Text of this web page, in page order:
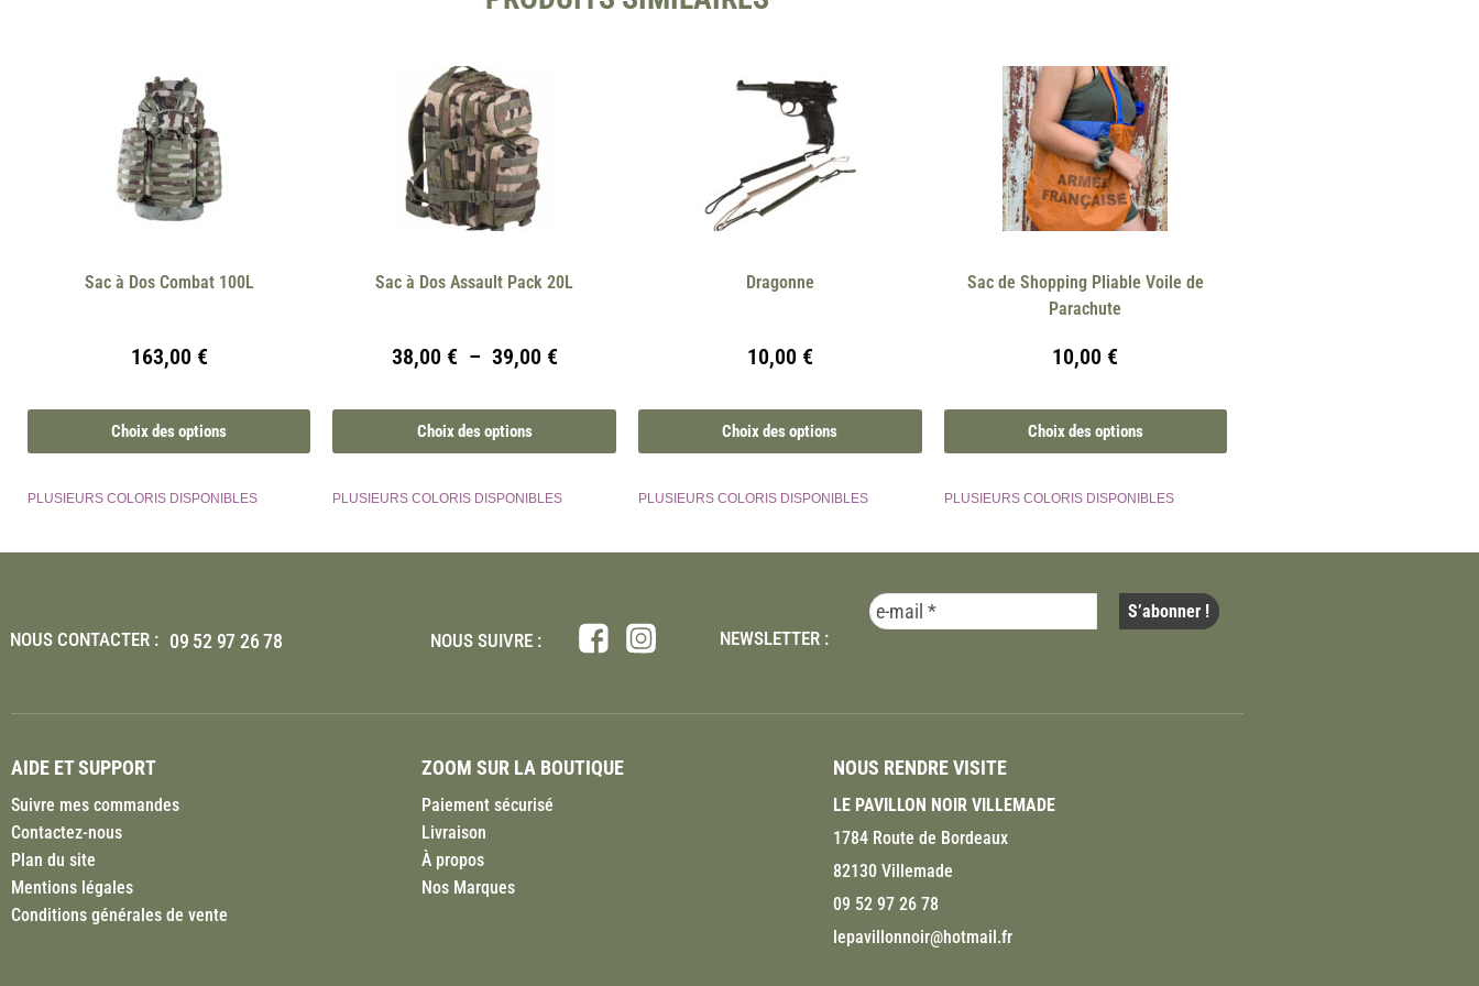
Sac à Dos Combat 100L
163,00 €
Choix des options
PLUSIEURS COLORIS DISPONIBLES
Sac à Dos Assault Pack 20L
38,00 € – 39,00 €
Choix des options
PLUSIEURS COLORIS DISPONIBLES
Dragonne
10,00 €
Choix des options
PLUSIEURS COLORIS DISPONIBLES
Sac de Shopping Pliable Voile de
Parachute
10,00 €
Choix des options
PLUSIEURS COLORIS DISPONIBLES
NOUS CONTACTER : 09 52 97 26 78 NOUS SUIVRE : NEWSLETTER :
AIDE ET SUPPORT
Suivre mes commandes
Contactez-nous
Plan du site
Mentions légales
Conditions générales de vente
ZOOM SUR LA BOUTIQUE
Paiement sécurisé
Livraison
À propos
Nos Marques
NOUS RENDRE VISITE
LE PAVILLON NOIR VILLEMADE
1784 Route de Bordeaux
82130 Villemade
09 52 97 26 78
lepavillonnoir@hotmail.fr